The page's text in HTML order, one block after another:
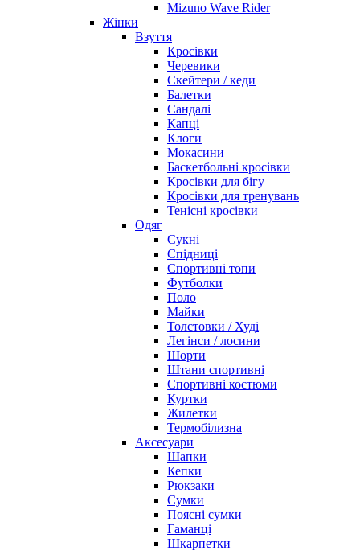
Mizuno Wave Rider
Жінки
Взуття
Кросівки
Черевики
Скейтери / кеди
Балетки
Сандалі
Капці
Клоги
Мокасини
Баскетбольні кросівки
Кросівки для бігу
Кросівки для тренувань
Тенісні кросівки
Одяг
Сукні
Спідниці
Спортивні топи
Футболки
Поло
Майки
Толстовки / Худі
Легінси / лосини
Шорти
Штани спортивні
Спортивні костюми
Куртки
Жилетки
Термобілизна
Аксесуари
Шапки
Кепки
Рюкзаки
Сумки
Поясні сумки
Гаманці
Шкарпетки